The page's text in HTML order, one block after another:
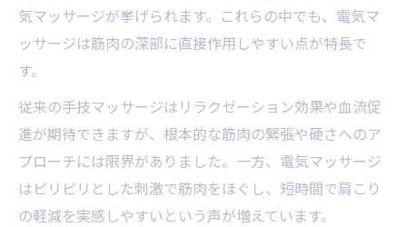
気マッサージが挙げられます。これらの中でも、電気マ
ッサージは筋肉の深部に直接作用しやすい点が特長で
す。
従来の手技マッサージはリラクゼーション効果や血流促
進が期待できますが、根本的な筋肉の緊張や硬さへのア
プローチには限界がありました。一方、電気マッサージ
はピリピリとした刺激で筋肉をほぐし、短時間で肩こり
の軽減を実感しやすいという声が増えています。